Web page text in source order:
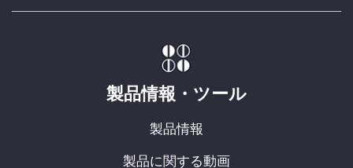
製品情報・ツール
製品情報
製品に関する動画